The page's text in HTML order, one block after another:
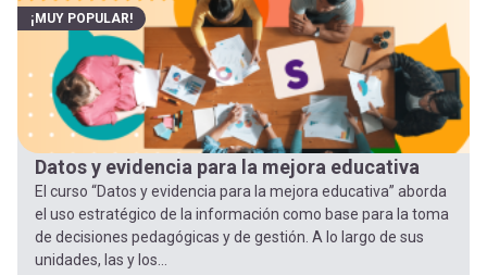
Datos y evidencia para la mejora educativa
¡MUY POPULAR!
El curso “Datos y evidencia para la mejora educativa” aborda
el uso estratégico de la información como base para la toma
de decisiones pedagógicas y de gestión. A lo largo de sus
unidades, las y los...